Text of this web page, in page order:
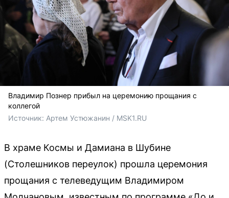
Владимир Познер прибыл на церемонию прощания с
коллегой
Источник: Артем Устюжанин / MSK1.RU
В храме Космы и Дамиана в Шубине
(Столешников переулок) прошла церемония
прощания с телеведущим Владимиром